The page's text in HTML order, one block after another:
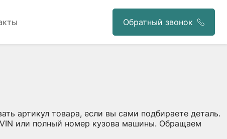
Обратный звонок
артикул товара, если вы сами подбираете деталь.
или полный номер кузова машины. Обращаем